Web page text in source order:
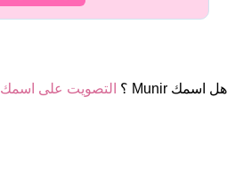
هل اسمك Munir ؟ التصويت على اسمك